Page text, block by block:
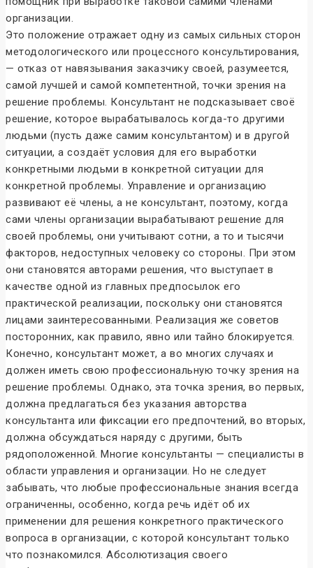
организации.
Это положение отражает одну из самых сильных сторон
методологического или процессного консультирования,
— отказ от навязывания заказчику своей, разумеется,
самой лучшей и самой компетентной, точки зрения на
решение проблемы. Консультант не подсказывает своё
решение, которое вырабатывалось когда-то другими
людьми (пусть даже самим консультантом) и в другой
ситуации, а создаёт условия для его выработки
конкретными людьми в конкретной ситуации для
конкретной проблемы. Управление и организацию
развивают её члены, а не консультант, поэтому, когда
сами члены организации вырабатывают решение для
своей проблемы, они учитывают сотни, а то и тысячи
факторов, недоступных человеку со стороны. При этом
они становятся авторами решения, что выступает в
качестве одной из главных предпосылок его
практической реализации, поскольку они становятся
лицами заинтересованными. Реализация же советов
посторонних, как правило, явно или тайно блокируется.
Конечно, консультант может, а во многих случаях и
должен иметь свою профессиональную точку зрения на
решение проблемы. Однако, эта точка зрения, во первых,
должна предлагаться без указания авторства
консультанта или фиксации его предпочтений, во вторых,
должна обсуждаться наряду с другими, быть
рядоположенной. Многие консультанты — специалисты в
области управления и организации. Но не следует
забывать, что любые профессиональные знания всегда
ограниченны, особенно, когда речь идёт об их
применении для решения конкретного практического
вопроса в организации, с которой консультант только
что познакомился. Абсолютизация своего